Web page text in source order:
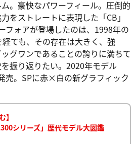
。豪快なパワーフィール。圧倒的
をストレートに表現した「CB」
フォアが登場したのは、1998年の
ても、その存在は大きく、強
グワンであることの誇りに満ちて
振り返りたい。2020年モデル
売。SPに赤×白の新グラフィック
】
シリーズ」歴代モデル大図鑑